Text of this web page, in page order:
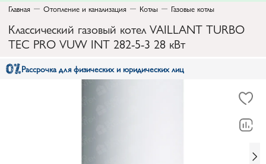
Главная
Отопление и канализация Котлы Газовые котлы
Классический газовый котел VAILLANT TURBO
TEC PRO VUW INT 282-5-3 28 кВт
Рассрочка для физических и юридических лиц